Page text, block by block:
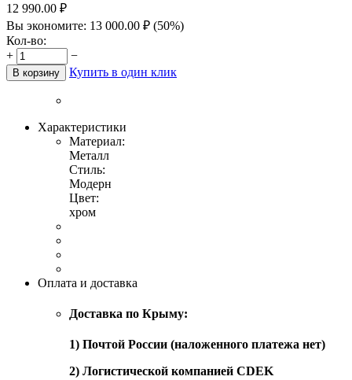
12 990.00 ₽
Вы экономите: 13 000.00 ₽ (50%)
Кол-во:
+
−
В корзину Купить в один клик
Характеристики
Материал:
Металл
Стиль:
Модерн
Цвет:
хром
Оплата и доставка
Доставка по Крыму:
1) Почтой России (наложенного платежа нет)
2) Логистической компанией CDEK